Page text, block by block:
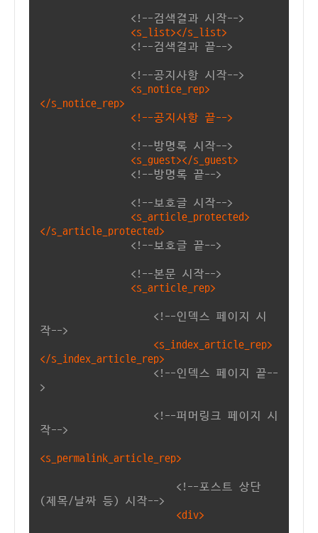
<!--검색결과 시작-->
<s_list></s_list>
<!--검색결과 끝-->
<!--공지사항 시작-->
<s_notice_rep>
</s_notice_rep>
<!--공지사항 끝-->
<!--방명록 시작-->
<s_guest></s_guest>
<!--방명록 끝-->
<!--보호글 시작-->
<s_article_protected>
</s_article_protected>
<!--보호글 끝-->
<!--본문 시작-->
<s_article_rep>
<!--인덱스 페이지 시
작-->
<s_index_article_rep>
</s_index_article_rep>
<!--인덱스 페이지 끝--
>
<!--퍼머링크 페이지 시
작-->
<s_permalink_article_rep>
<!--포스트 상단
(제목/날짜 등) 시작-->
<div>